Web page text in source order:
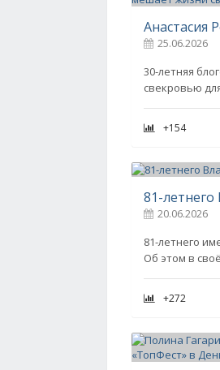
25.06.2026
30-летняя
свекровью
+154
20.06.2026
81-летнего
Об этом в
+272